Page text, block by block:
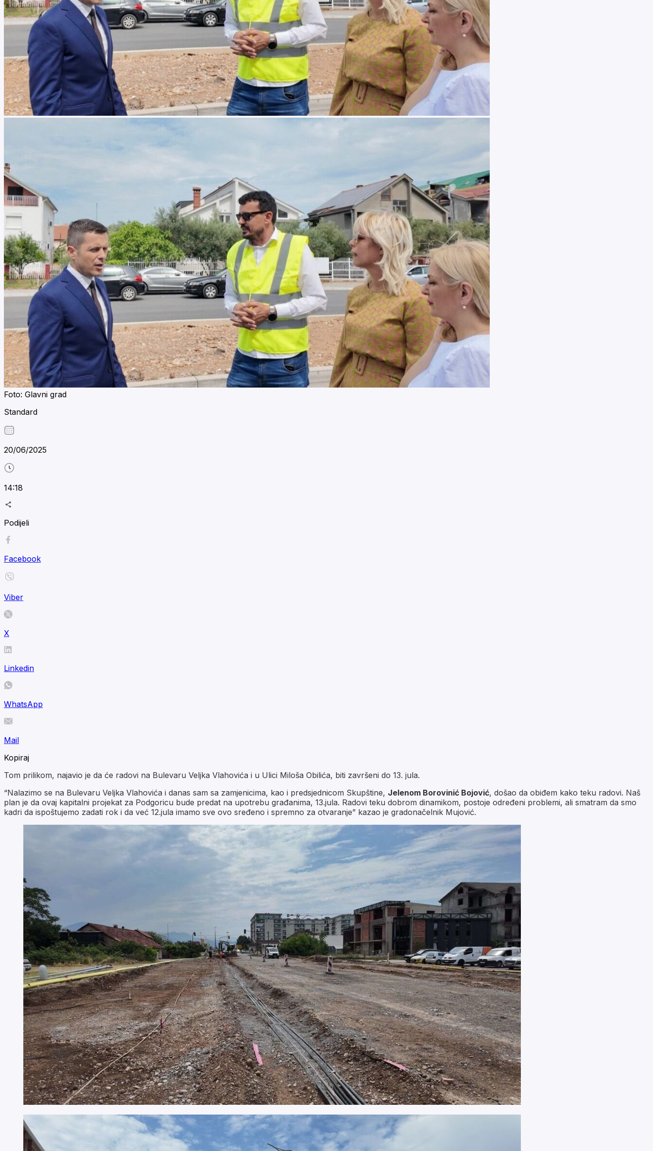
Foto: Glavni grad
Standard
20/06/2025
14:18
Podijeli
Facebook
Viber
X
Linkedin
WhatsApp
Mail
Kopiraj
Tom prilikom, najavio je da će radovi na Bulevaru Veljka Vlahovića i u Ulici Miloša Obilića, biti završeni do 13. jula.
“Nalazimo se na Bulevaru Veljka Vlahovića i danas sam sa zamjenicima, kao i predsjednicom Skupštine, Jelenom Borovinić Bojović, došao da obiđem kako teku radovi. Naš
plan je da ovaj kapitalni projekat za Podgoricu bude predat na upotrebu građanima, 13.jula. Radovi teku dobrom dinamikom, postoje određeni problemi, ali smatram da smo
kadri da ispoštujemo zadati rok i da već 12.jula imamo sve ovo sređeno i spremno za otvaranje” kazao je gradonačelnik Mujović.